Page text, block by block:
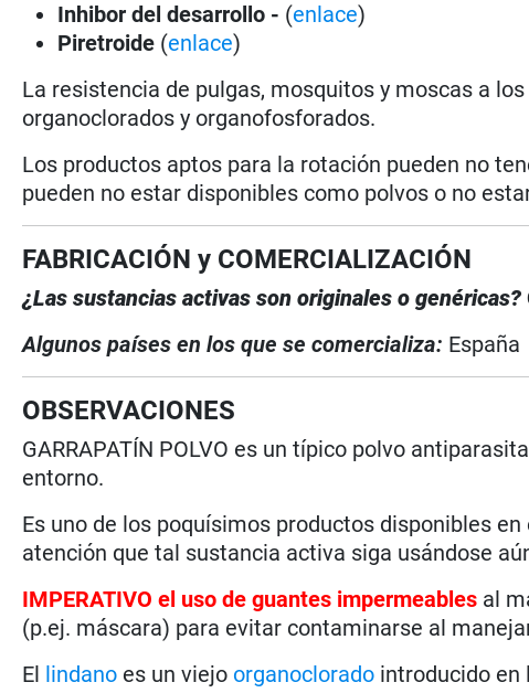
Inhibor del desarrollo - (enlace)
Piretroide (enlace)
La resistencia de pulgas, mosquitos y moscas a
organoclorados y organofosforados.
Los productos aptos para la rotación pueden no
pueden no estar disponibles como polvos o no
FABRICACIÓN y COMERCIALIZACIÓN
¿Las sustancias activas son originales o genéricas?
Algunos países en los que se comercializa: España
OBSERVACIONES
GARRAPATÍN POLVO es un típico polvo
entorno.
Es uno de los poquísimos productos disponibles
atención que tal sustancia activa siga usándose
IMPERATIVO el uso de guantes impermeables al
(p.ej. máscara) para evitar contaminarse al
El lindano es un viejoorganoclorado introducido en